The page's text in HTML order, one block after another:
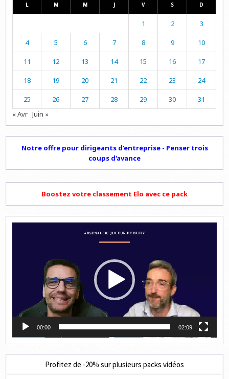
L M M J V S D
1 2 3
4 5 6 7 8 9 10
11 12 13 14 15 16 17
18 19 20 21 22 23 24
25 26 27 28 29 30
31
« Avr Juin »
Notre offre pour dirigeants d'entreprise - Penser trois
coups d'avance
Boostez votre classement Elo avec ce pack
00:00 02:09
Profitez de -20% sur plusieurs packs vidéos